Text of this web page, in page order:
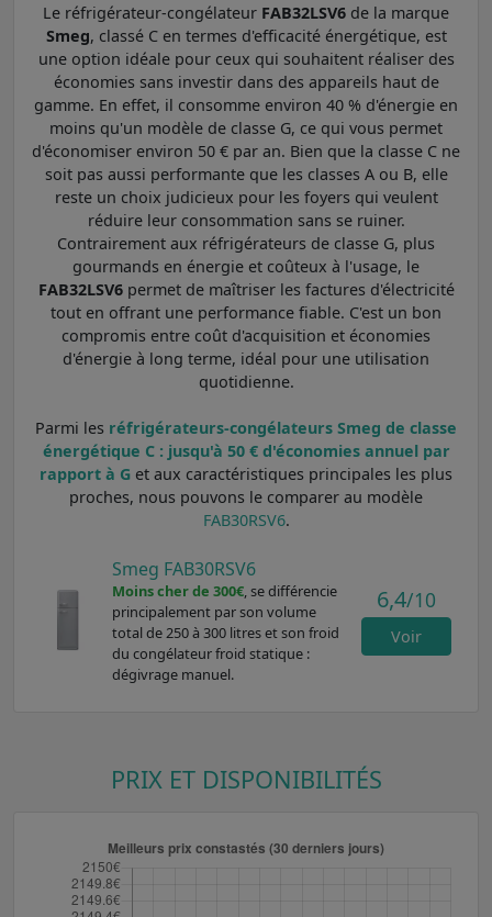
Le réfrigérateur-congélateur FAB32LSV6 de la marque
Smeg, classé C en termes d'efficacité énergétique, est
une option idéale pour ceux qui souhaitent réaliser des
économies sans investir dans des appareils haut de
gamme. En effet, il consomme environ 40 % d'énergie en
moins qu'un modèle de classe G, ce qui vous permet
d'économiser environ 50 € par an. Bien que la classe C ne
soit pas aussi performante que les classes A ou B, elle
reste un choix judicieux pour les foyers qui veulent
réduire leur consommation sans se ruiner.
Contrairement aux réfrigérateurs de classe G, plus
gourmands en énergie et coûteux à l'usage, le
FAB32LSV6permet de maîtriser les factures d'électricité
tout en offrant une performance fiable. C'est un bon
compromis entre coût d'acquisition et économies
d'énergie à long terme, idéal pour une utilisation
quotidienne.
Parmi les réfrigérateurs-congélateurs Smeg de classe
énergétique C : jusqu'à 50 € d'économies annuel par
rapport à G et aux caractéristiques principales les plus
proches, nous pouvons le comparer au modèle
FAB30RSV6.
Smeg FAB30RSV6
Moins cher de 300€, se différencie
principalement par son volume
total de 250 à 300 litres et son froid
du congélateur froid statique :
dégivrage manuel.
6,4/10
Voir
PRIX ET DISPONIBILITÉS